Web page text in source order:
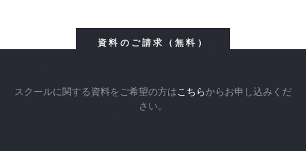
資料のご請求（無料）
スクールに関する資料をご希望の方はこちらからお申し込みくだ
さい。